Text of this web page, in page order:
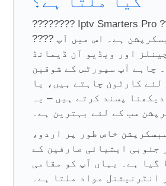
???????? Iptv Smarters Pro
???? ایک مکمل سبسکرپشن ہے۔ اس میں آپ
اور ویڈیو آن ڈیمانڈ
چاہے آپ سپورٹس کے شوقین
لئے کارٹون چاہتے ہیں، یا
پسند کرتے ہیں – یہ
سب کے لئے بہترین ہے۔
خاص طور پر اردو،
جنوبی ایشیائی صارفین کے
گیا ہے۔ یہاں آپ کو مقامی
انٹرنیشنل مواد ملتا ہے۔